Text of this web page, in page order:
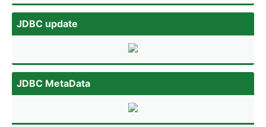
JDBC update
JDBC MetaData